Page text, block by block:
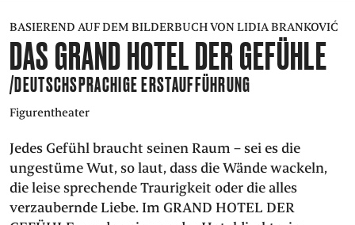
PODCAST
PRESSE
DEUTSCH
ENGLISH
BASIEREND AUF DEM BILDERBUCH VON LIDIA BRANKOVIĆ
DAS GRAND HOTEL DER GEFÜHLE
/DEUTSCHSPRACHIGE ERSTAUFFÜHRUNG
Figurentheater
Jedes Gefühl braucht seinen Raum – sei es die
ungestüme Wut, so laut, dass die Wände wackeln,
die leise sprechende Traurigkeit oder die alles
verzaubernde Liebe. Im GRAND HOTEL DER